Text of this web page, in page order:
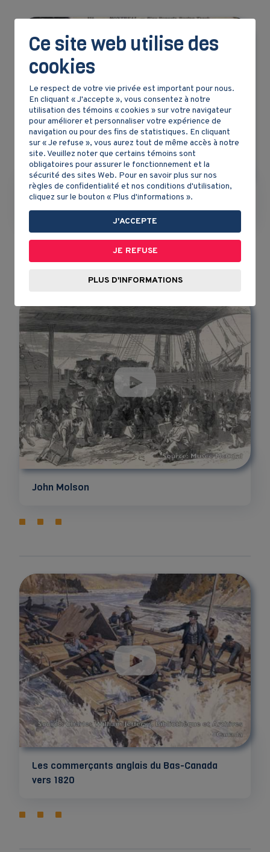
Phillipe Aubert de Gaspé
John Molson
Les commerçants anglais du Bas-Canada
vers 1820
Ce site web utilise des
cookies
Le respect de votre vie privée est important pour nous.
En cliquant « J'accepte », vous consentez à notre
utilisation des témoins « cookies » sur votre navigateur
pour améliorer et personnaliser votre expérience de
navigation ou pour des fins de statistiques. En cliquant
sur « Je refuse », vous aurez tout de même accès à notre
site. Veuillez noter que certains témoins sont
obligatoires pour assurer le fonctionnement et la
sécurité des sites Web. Pour en savoir plus sur nos
règles de confidentialité et nos conditions d'utilisation,
cliquez sur le bouton « Plus d'informations ».
J'ACCEPTE
JE REFUSE
PLUS D'INFORMATIONS